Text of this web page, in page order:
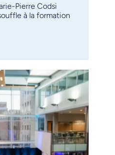
Pierre Codsi
à la formation